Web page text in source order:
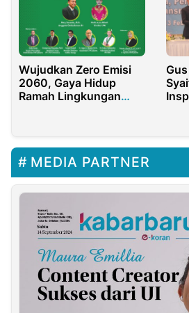
Wujudkan Zero Emisi
2060, Gaya Hidup
Ramah Lingkungan
MEDIA PARTNER